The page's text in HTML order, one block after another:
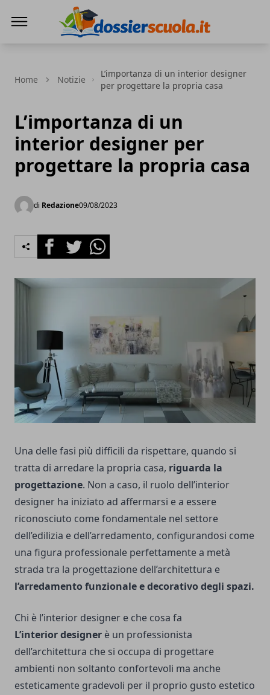
Home Notizie
L’importanza di un interior designer
per progettare la propria casa
L’importanza di un
interior designer per
progettare la propria casa
di Redazione09/08/2023
FacebookTwitterWhatsapp
Una delle fasi più difficili da rispettare, quando si
tratta di arredare la propria casa, riguarda la
progettazione. Non a caso, il ruolo dell’interior
designer ha iniziato ad affermarsi e a essere
riconosciuto come fondamentale nel settore
dell’edilizia e dell’arredamento, configurandosi come
una figura professionale perfettamente a metà
strada tra la progettazione dell’architettura e
l’arredamento funzionale e decorativo degli spazi.
Chi è l’interior designer e che cosa fa
L’interior designer è un professionista
dell’architettura che si occupa di progettare
ambienti non soltanto confortevoli ma anche
esteticamente gradevoli per il proprio gusto estetico